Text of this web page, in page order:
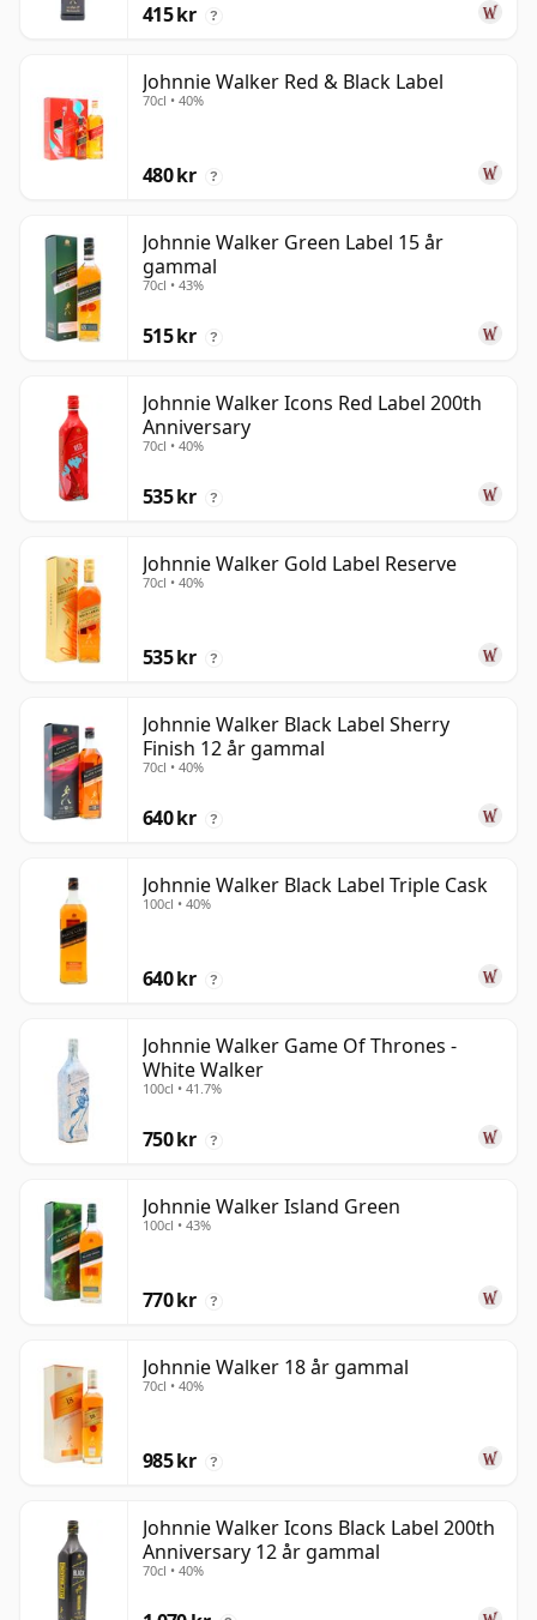
415 kr ?
Johnnie Walker Red & Black Label
70cl • 40%
480 kr ?
Johnnie Walker Green Label 15 år
gammal
70cl • 43%
515 kr ?
Johnnie Walker Icons Red Label 200th
Anniversary
70cl • 40%
535 kr ?
Johnnie Walker Gold Label Reserve
70cl • 40%
535 kr ?
Johnnie Walker Black Label Sherry
Finish 12 år gammal
70cl • 40%
640 kr ?
Johnnie Walker Black Label Triple Cask
100cl • 40%
640 kr ?
Johnnie Walker Game Of Thrones -
White Walker
100cl • 41.7%
750 kr ?
Johnnie Walker Island Green
100cl • 43%
770 kr ?
Johnnie Walker 18 år gammal
70cl • 40%
985 kr ?
Johnnie Walker Icons Black Label 200th
Anniversary 12 år gammal
70cl • 40%